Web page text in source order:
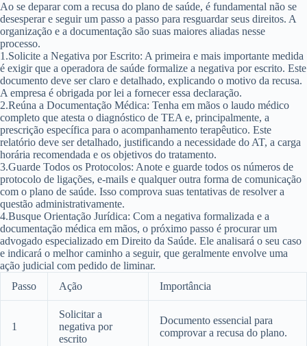
Ao se deparar com a recusa do plano de saúde, é fundamental não se
desesperar e seguir um passo a passo para resguardar seus direitos. A
organização e a documentação são suas maiores aliadas nesse
processo.
1.Solicite a Negativa por Escrito: A primeira e mais importante medida
é exigir que a operadora de saúde formalize a negativa por escrito. Este
documento deve ser claro e detalhado, explicando o motivo da recusa.
A empresa é obrigada por lei a fornecer essa declaração.
2.Reúna a Documentação Médica: Tenha em mãos o laudo médico
completo que atesta o diagnóstico de TEA e, principalmente, a
prescrição específica para o acompanhamento terapêutico. Este
relatório deve ser detalhado, justificando a necessidade do AT, a carga
horária recomendada e os objetivos do tratamento.
3.Guarde Todos os Protocolos: Anote e guarde todos os números de
protocolo de ligações, e-mails e qualquer outra forma de comunicação
com o plano de saúde. Isso comprova suas tentativas de resolver a
questão administrativamente.
4.Busque Orientação Jurídica: Com a negativa formalizada e a
documentação médica em mãos, o próximo passo é procurar um
advogado especializado em Direito da Saúde. Ele analisará o seu caso
e indicará o melhor caminho a seguir, que geralmente envolve uma
ação judicial com pedido de liminar.
Passo
Ação Importância
1
Solicitar a
negativa por
escrito
Documento essencial para
comprovar a recusa do plano.